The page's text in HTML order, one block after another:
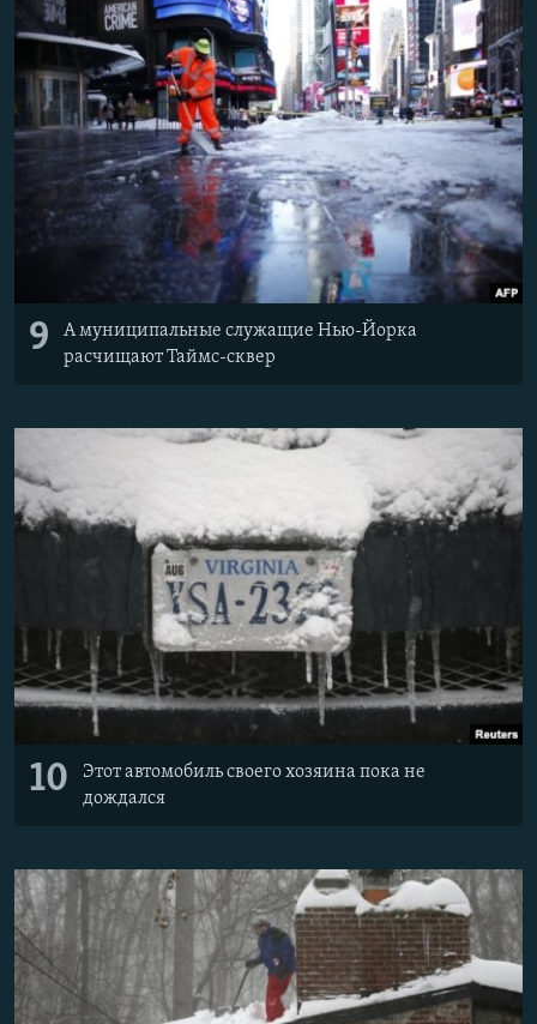
9
А муниципальные служащие Нью-Йорка
расчищают Таймс-сквер
10
Этот автомобиль своего хозяина пока не
дождался